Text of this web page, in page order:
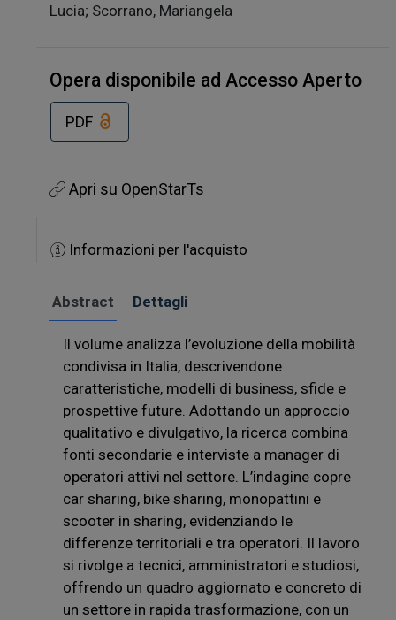
Lucia; Scorrano, Mariangela
Opera disponibile ad Accesso Aperto
PDF
Apri su OpenStarTs
Informazioni per l'acquisto
Abstract Dettagli
Il volume analizza l’evoluzione della mobilità
condivisa in Italia, descrivendone
caratteristiche, modelli di business, sfide e
prospettive future. Adottando un approccio
qualitativo e divulgativo, la ricerca combina
fonti secondarie e interviste a manager di
operatori attivi nel settore. L’indagine copre
car sharing, bike sharing, monopattini e
scooter in sharing, evidenziando le
differenze territoriali e tra operatori. Il lavoro
si rivolge a tecnici, amministratori e studiosi,
offrendo un quadro aggiornato e concreto di
un settore in rapida trasformazione, con un